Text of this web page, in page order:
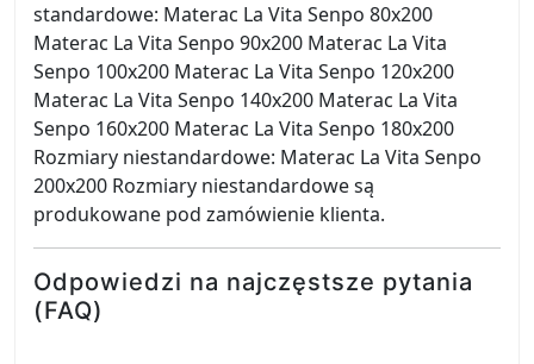
standardowe: Materac La Vita Senpo 80x200
Materac La Vita Senpo 90x200 Materac La Vita
Senpo 100x200 Materac La Vita Senpo 120x200
Materac La Vita Senpo 140x200 Materac La Vita
Senpo 160x200 Materac La Vita Senpo 180x200
Rozmiary niestandardowe: Materac La Vita Senpo
200x200 Rozmiary niestandardowe są
produkowane pod zamówienie klienta.
Odpowiedzi na najczęstsze pytania
(FAQ)